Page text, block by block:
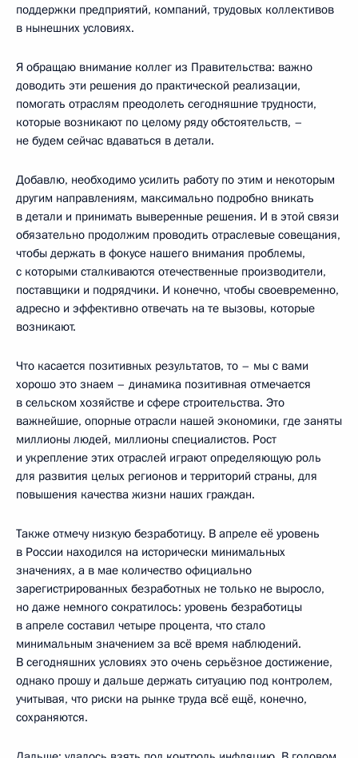
поддержки предприятий, компаний, трудовых коллективов
в нынешних условиях.
Я обращаю внимание коллег из Правительства: важно
доводить эти решения до практической реализации,
помогать отраслям преодолеть сегодняшние трудности,
которые возникают по целому ряду обстоятельств, –
не будем сейчас вдаваться в детали.
Добавлю, необходимо усилить работу по этим и некоторым
другим направлениям, максимально подробно вникать
в детали и принимать выверенные решения. И в этой связи
обязательно продолжим проводить отраслевые совещания,
чтобы держать в фокусе нашего внимания проблемы,
с которыми сталкиваются отечественные производители,
поставщики и подрядчики. И конечно, чтобы своевременно,
адресно и эффективно отвечать на те вызовы, которые
возникают.
Что касается позитивных результатов, то – мы с вами
хорошо это знаем – динамика позитивная отмечается
в сельском хозяйстве и сфере строительства. Это
важнейшие, опорные отрасли нашей экономики, где заняты
миллионы людей, миллионы специалистов. Рост
и укрепление этих отраслей играют определяющую роль
для развития целых регионов и территорий страны, для
повышения качества жизни наших граждан.
Также отмечу низкую безработицу. В апреле её уровень
в России находился на исторически минимальных
значениях, а в мае количество официально
зарегистрированных безработных не только не выросло,
но даже немного сократилось: уровень безработицы
в апреле составил четыре процента, что стало
минимальным значением за всё время наблюдений.
В сегодняшних условиях это очень серьёзное достижение,
однако прошу и дальше держать ситуацию под контролем,
учитывая, что риски на рынке труда всё ещё, конечно,
сохраняются.